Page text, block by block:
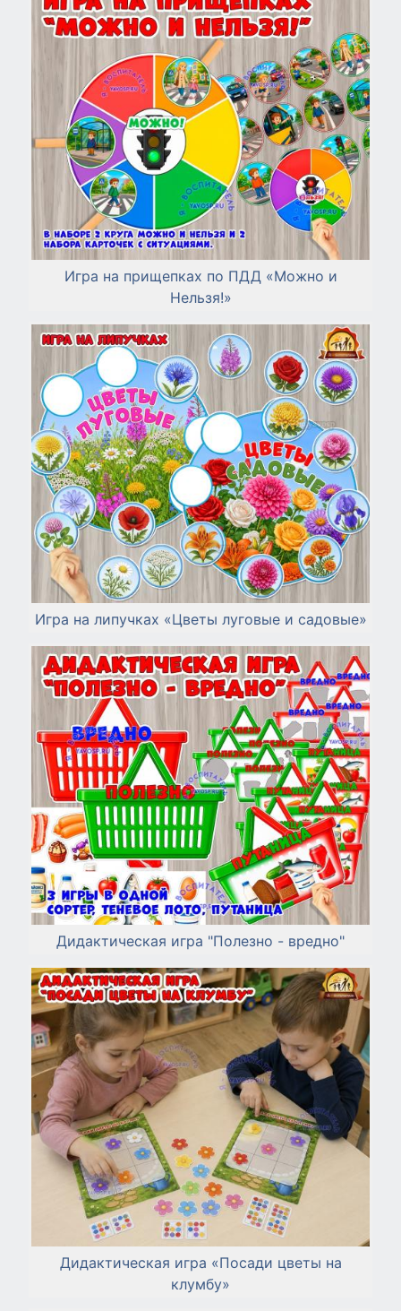
Игра на прищепках по ПДД «Можно и
Нельзя!»
Игра на липучках «Цветы луговые и садовые»
Дидактическая игра "Полезно - вредно"
Дидактическая игра «Посади цветы на
клумбу»